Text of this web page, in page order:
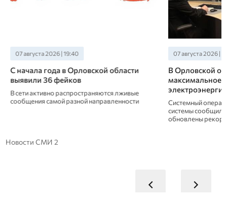
07 августа 2026 | 19:40
С начала года в Орловской области
выявили 36 фейков
В сети активно распространяются лживые
сообщения самой разной направленности
07 августа 2026 |
В Орловской
максимальное
электроэнергии
Системный
системы сообщил,
обновлены
Новости СМИ 2